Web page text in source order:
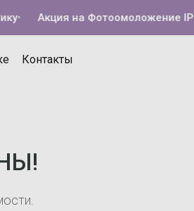
• Акция на Фотоомоложение IPL•
Контакты